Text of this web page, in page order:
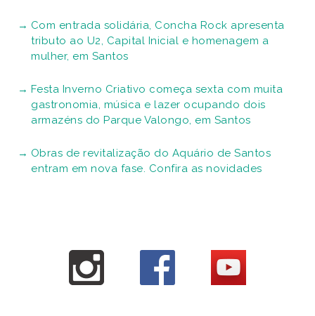
Com entrada solidária, Concha Rock apresenta
tributo ao U2, Capital Inicial e homenagem a
mulher, em Santos
Festa Inverno Criativo começa sexta com muita
gastronomia, música e lazer ocupando dois
armazéns do Parque Valongo, em Santos
Obras de revitalização do Aquário de Santos
entram em nova fase. Confira as novidades